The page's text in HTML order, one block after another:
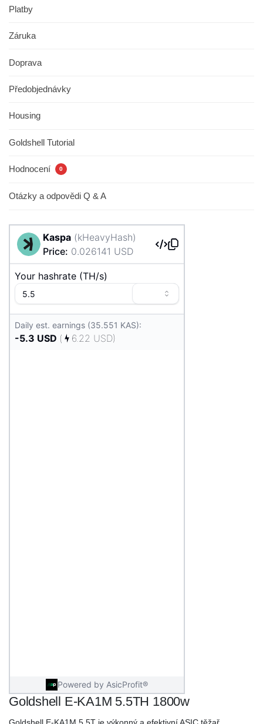
Platby
Záruka
Doprava
Předobjednávky
Housing
Goldshell Tutorial
Hodnocení 0
Otázky a odpovědi Q & A
Goldshell E-KA1M 5.5TH 1800w
Goldshell E-KA1M 5.5T je výkonný a efektivní ASIC těžař,